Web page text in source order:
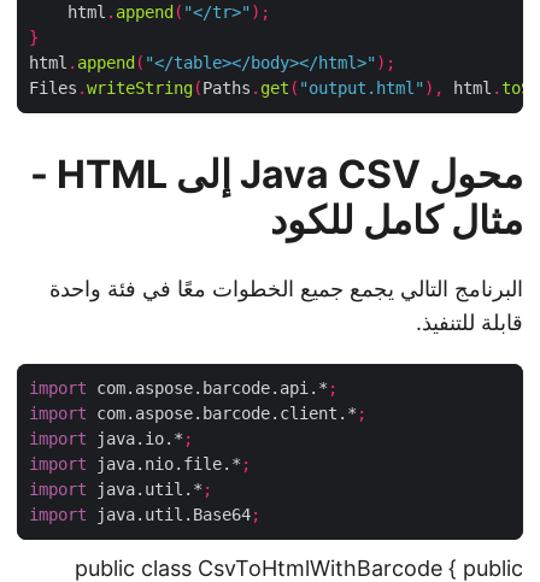
    html
.append ("</tr>" );
html.append ("</table></body></html>" );
Files.writeString(Paths.get ("output.html" ), html.
محول Java CSV إلى HTML -
مثال كامل للكود
البرنامج التالي يجمع جميع الخطوات معًا في فئة واحدة
قابلة للتنفيذ.
import com.aspose.barcode.api.*
import com.aspose.barcode.client.*
import java.io.*
import java.nio.file.*
import java.util.*
import java.util.Base64
public class CsvToHtmlWithBarcode { public